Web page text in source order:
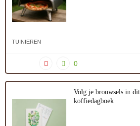
TUINIEREN
0
Volg je brouwsels in
koffiedagboek